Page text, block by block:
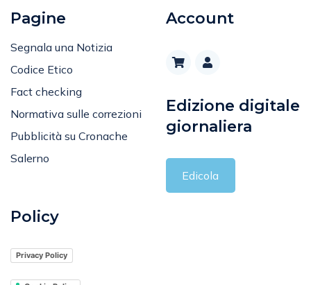
Pagine
Segnala una Notizia
Codice Etico
Fact checking
Normativa sulle correzioni
Pubblicità su Cronache
Salerno
Account
Edizione digitale
giornaliera
Edicola
Policy
Privacy Policy